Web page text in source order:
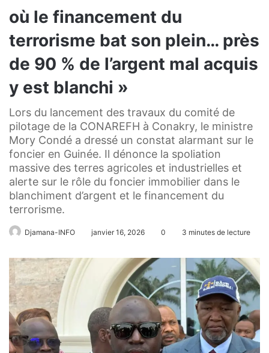
où le financement du
terrorisme bat son plein… près
de 90 % de l’argent mal acquis
y est blanchi »
Lors du lancement des travaux du comité de
pilotage de la CONAREFH à Conakry, le ministre
Mory Condé a dressé un constat alarmant sur le
foncier en Guinée. Il dénonce la spoliation
massive des terres agricoles et industrielles et
alerte sur le rôle du foncier immobilier dans le
blanchiment d’argent et le financement du
terrorisme.
Djamana-INFO janvier 16, 2026 0 3 minutes de lecture